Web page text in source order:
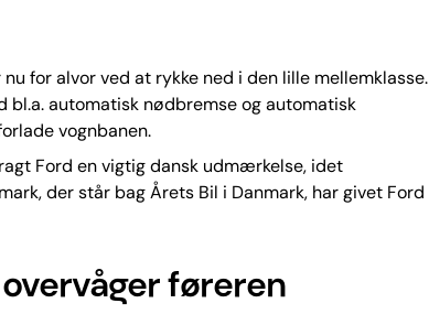
for alvor ved at rykke ned i den lille mellemklasse.
bl.a. automatisk nødbremse og automatisk
vognbanen.
Ford en vigtig dansk udmærkelse, idet
der står bag Årets Bil i Danmark, har givet Ford
føreren